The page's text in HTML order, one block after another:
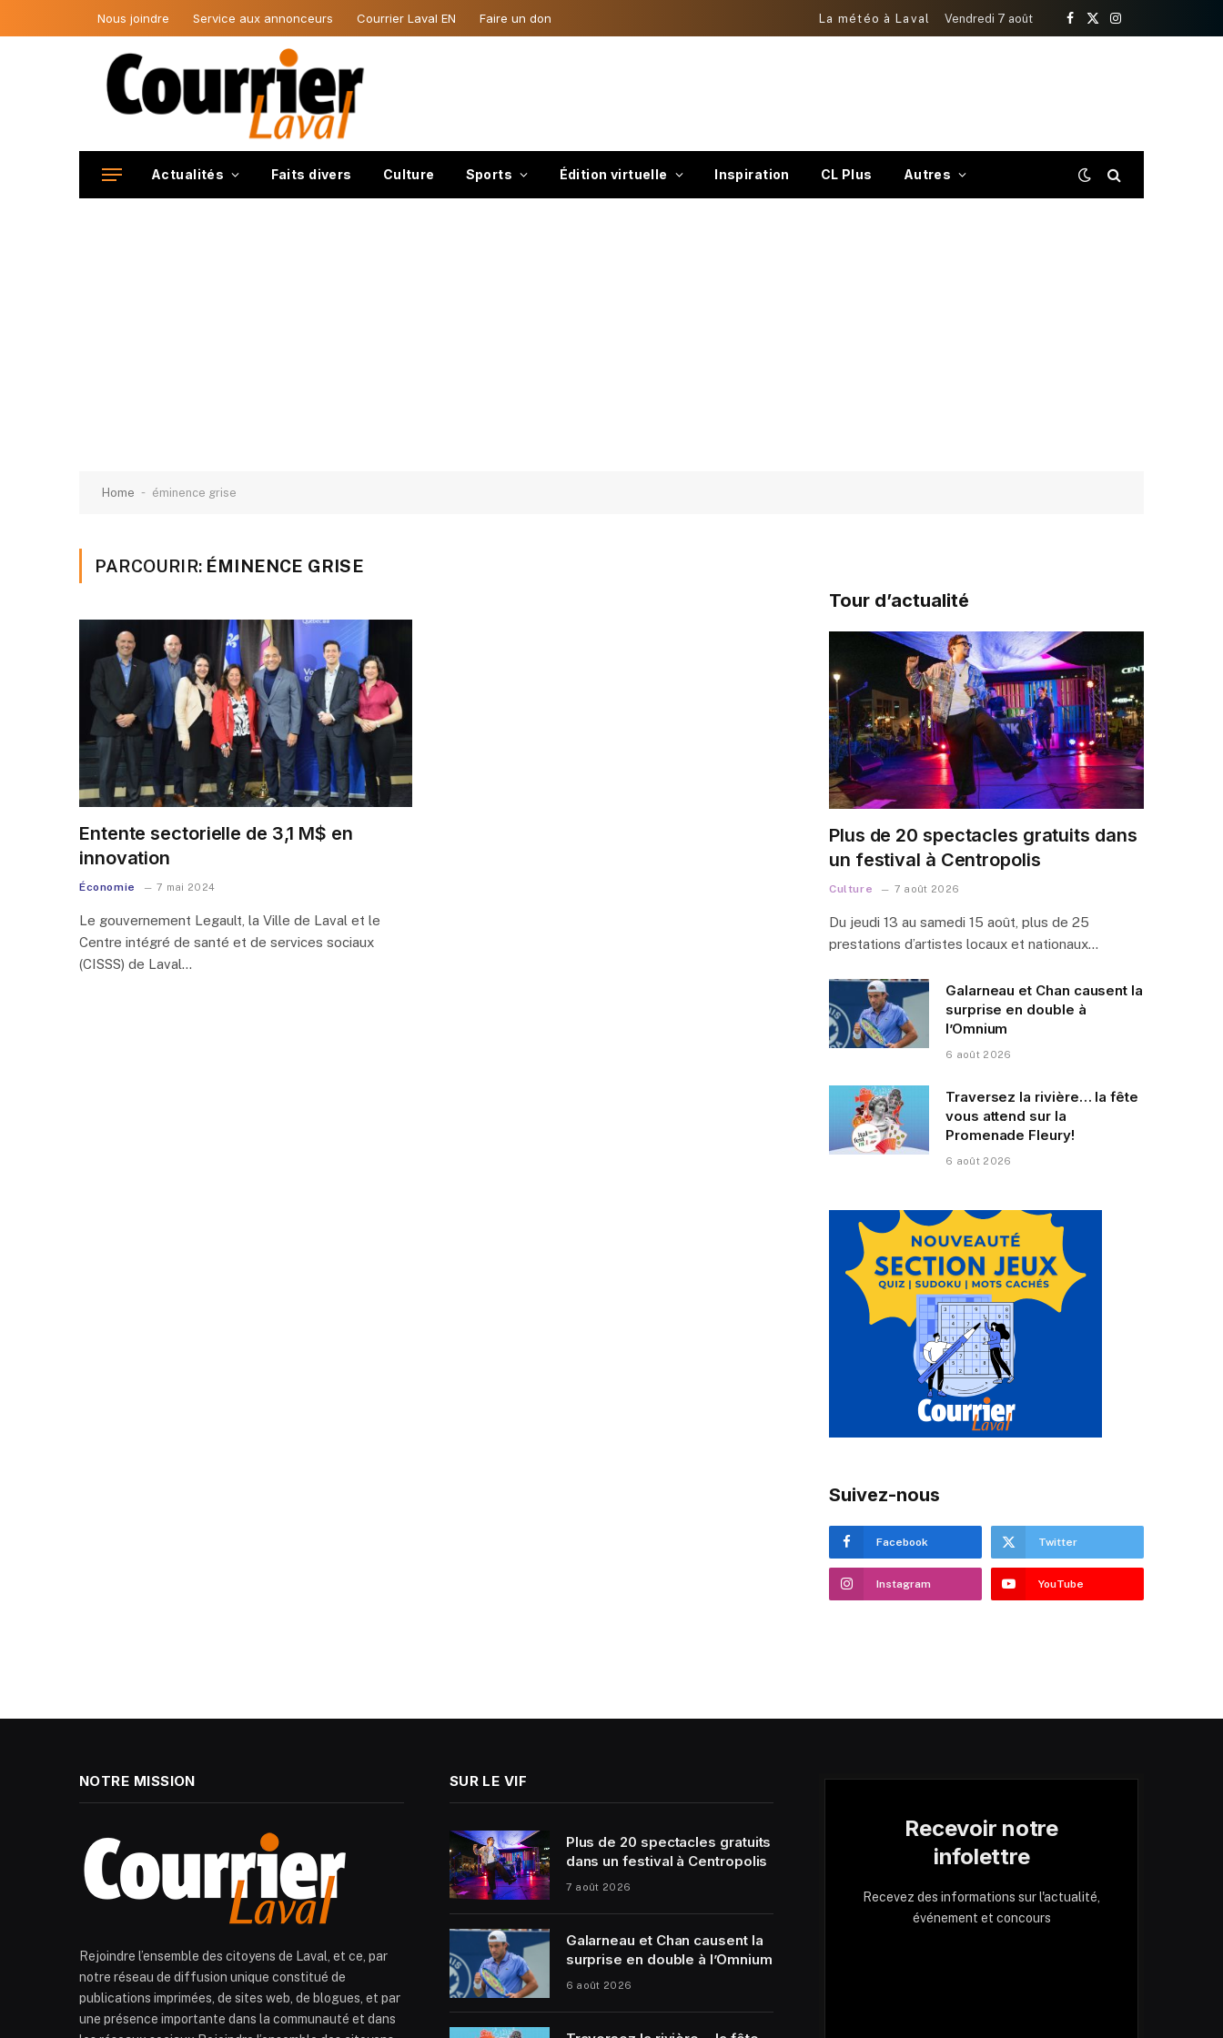
Nous joindre Service aux annonceurs Courrier Laval EN Faire un don La météo à Laval Vendredi 7 août
Facebook
X
Instagram
Actualités Faits divers Culture Sports Édition virtuelle Inspiration CL Plus Autres
Home - éminence grise
PARCOURIR: ÉMINENCE GRISE
Entente sectorielle de 3,1 M$ en
innovation
Économie 7 mai 2024
Le gouvernement Legault, la Ville de Laval et le
Centre intégré de santé et de services sociaux
(CISSS) de Laval…
Tour d’actualité
Plus de 20 spectacles gratuits dans
un festival à Centropolis
Culture 7 août 2026
Du jeudi 13 au samedi 15 août, plus de 25
prestations d’artistes locaux et nationaux…
Galarneau et Chan causent la
surprise en double à
l’Omnium
6 août 2026
Traversez la rivière… la fête
vous attend sur la
Promenade Fleury!
6 août 2026
Suivez-nous
Facebook Twitter
Instagram YouTube
NOTRE MISSION
Rejoindre l’ensemble des citoyens de Laval, et ce, par
notre réseau de diffusion unique constitué de
publications imprimées, de sites web, de blogues, et par
une présence importante dans la communauté et dans
SUR LE VIF
Plus de 20 spectacles gratuits
dans un festival à Centropolis
7 août 2026
Galarneau et Chan causent la
surprise en double à l’Omnium
6 août 2026
Recevoir notre
infolettre
Recevez des informations sur l'actualité,
événement et concours